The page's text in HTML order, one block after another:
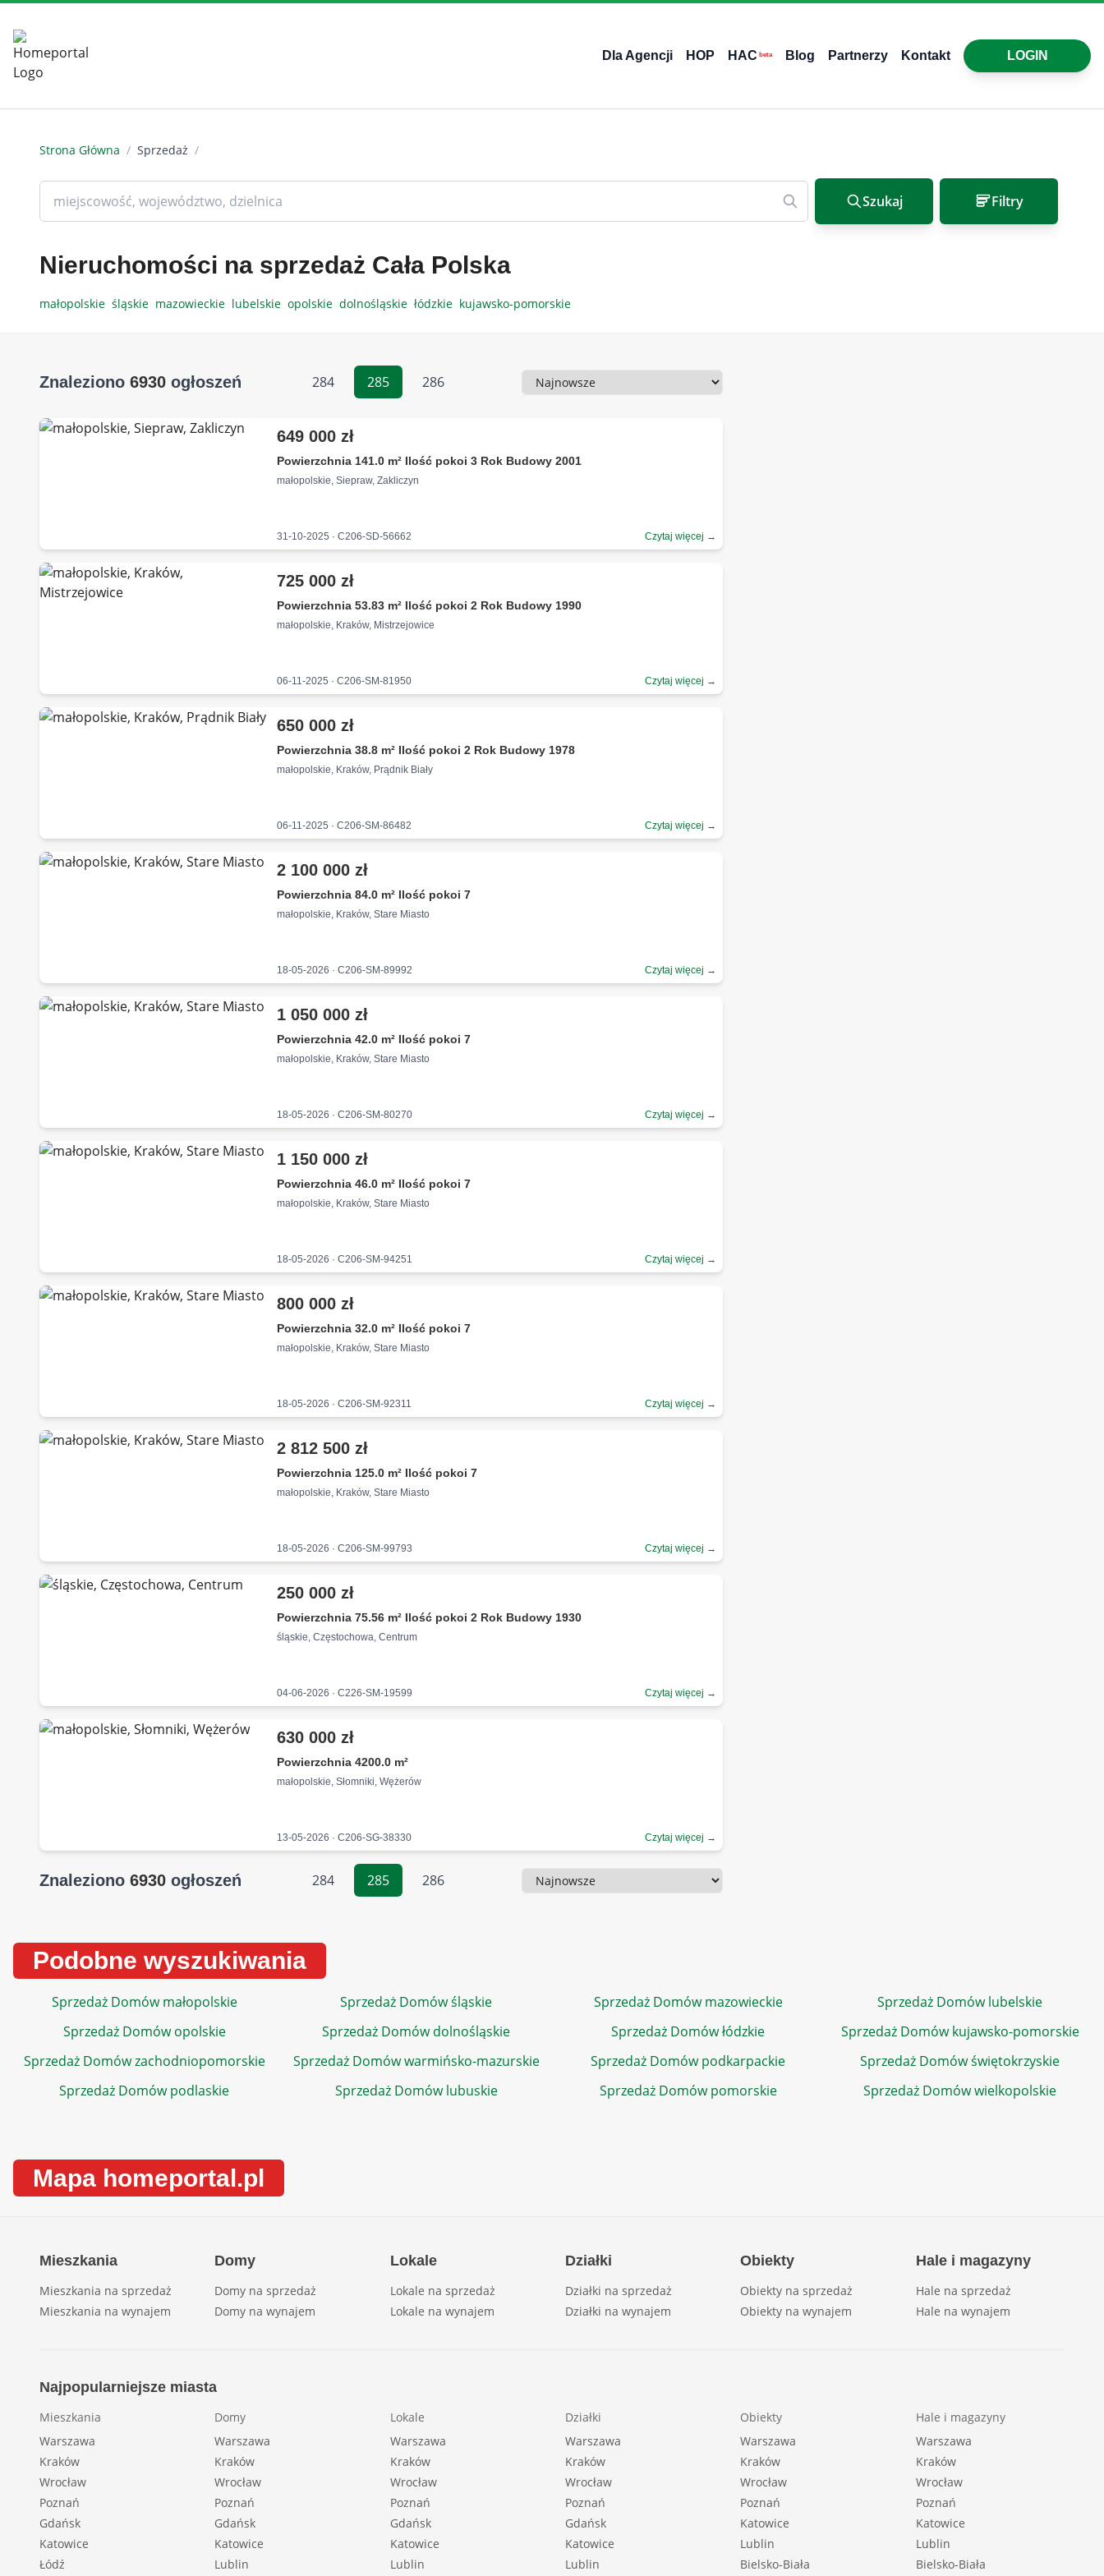
Dla Agencji HOP HAC beta Blog Partnerzy Kontakt LOGIN
Strona Główna / Sprzedaż /
Szukaj Filtry
Nieruchomości na sprzedaż Cała Polska
małopolskie śląskie mazowieckie lubelskie opolskie dolnośląskie łódzkie kujawsko-pomorskie
Znaleziono 6930 ogłoszeń 284 285 286 Sortowanie
649 000 zł
Powierzchnia 141.0 m² Ilość pokoi 3 Rok Budowy 2001
małopolskie, Siepraw, Zakliczyn
31-10-2025 · C206-SD-56662 Czytaj więcej →
725 000 zł
Powierzchnia 53.83 m² Ilość pokoi 2 Rok Budowy 1990
małopolskie, Kraków, Mistrzejowice
06-11-2025 · C206-SM-81950 Czytaj więcej →
650 000 zł
Powierzchnia 38.8 m² Ilość pokoi 2 Rok Budowy 1978
małopolskie, Kraków, Prądnik Biały
06-11-2025 · C206-SM-86482 Czytaj więcej →
2 100 000 zł
Powierzchnia 84.0 m² Ilość pokoi 7
małopolskie, Kraków, Stare Miasto
18-05-2026 · C206-SM-89992 Czytaj więcej →
1 050 000 zł
Powierzchnia 42.0 m² Ilość pokoi 7
małopolskie, Kraków, Stare Miasto
18-05-2026 · C206-SM-80270 Czytaj więcej →
1 150 000 zł
Powierzchnia 46.0 m² Ilość pokoi 7
małopolskie, Kraków, Stare Miasto
18-05-2026 · C206-SM-94251 Czytaj więcej →
800 000 zł
Powierzchnia 32.0 m² Ilość pokoi 7
małopolskie, Kraków, Stare Miasto
18-05-2026 · C206-SM-92311 Czytaj więcej →
2 812 500 zł
Powierzchnia 125.0 m² Ilość pokoi 7
małopolskie, Kraków, Stare Miasto
18-05-2026 · C206-SM-99793 Czytaj więcej →
250 000 zł
Powierzchnia 75.56 m² Ilość pokoi 2 Rok Budowy 1930
śląskie, Częstochowa, Centrum
04-06-2026 · C226-SM-19599 Czytaj więcej →
630 000 zł
Powierzchnia 4200.0 m²
małopolskie, Słomniki, Wężerów
13-05-2026 · C206-SG-38330 Czytaj więcej →
Znaleziono 6930 ogłoszeń 284 285 286 Sortowanie
Podobne wyszukiwania
Sprzedaż Domów małopolskie Sprzedaż Domów śląskie Sprzedaż Domów mazowieckie
Sprzedaż Domów lubelskie
Sprzedaż Domów opolskie
Sprzedaż Domów dolnośląskie Sprzedaż Domów łódzkie
Sprzedaż Domów kujawsko-pomorskie
Sprzedaż Domów zachodniopomorskie
Sprzedaż Domów warmińsko-mazurskie Sprzedaż Domów podkarpackie
Sprzedaż Domów świętokrzyskie
Sprzedaż Domów podlaskie
Sprzedaż Domów lubuskie Sprzedaż Domów pomorskie Sprzedaż Domów wielkopolskie
Mapa homeportal.pl
Mieszkania
Mieszkania na sprzedaż
Mieszkania na wynajem
Domy
Domy na sprzedaż
Domy na wynajem
Lokale
Lokale na sprzedaż
Lokale na wynajem
Działki
Działki na sprzedaż
Działki na wynajem
Obiekty
Obiekty na sprzedaż
Obiekty na wynajem
Hale i magazyny
Hale na sprzedaż
Hale na wynajem
Najpopularniejsze miasta
Mieszkania
Warszawa
Kraków
Wrocław
Poznań
Gdańsk
Katowice
Łódź
Domy
Warszawa
Kraków
Wrocław
Poznań
Gdańsk
Katowice
Lublin
Lokale
Warszawa
Kraków
Wrocław
Poznań
Gdańsk
Katowice
Lublin
Działki
Warszawa
Kraków
Wrocław
Poznań
Gdańsk
Katowice
Lublin
Obiekty
Warszawa
Kraków
Wrocław
Poznań
Katowice
Lublin
Bielsko-Biała
Hale i magazyny
Warszawa
Kraków
Wrocław
Poznań
Katowice
Lublin
Bielsko-Biała